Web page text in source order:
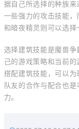
据自己所选择的种族
一些强力的攻击技能
和暗夜精灵则可以选择
选择建筑技能是魔兽
己的游戏策略和当前
搭配建筑技能，可以
队友的合作与配合也
力。